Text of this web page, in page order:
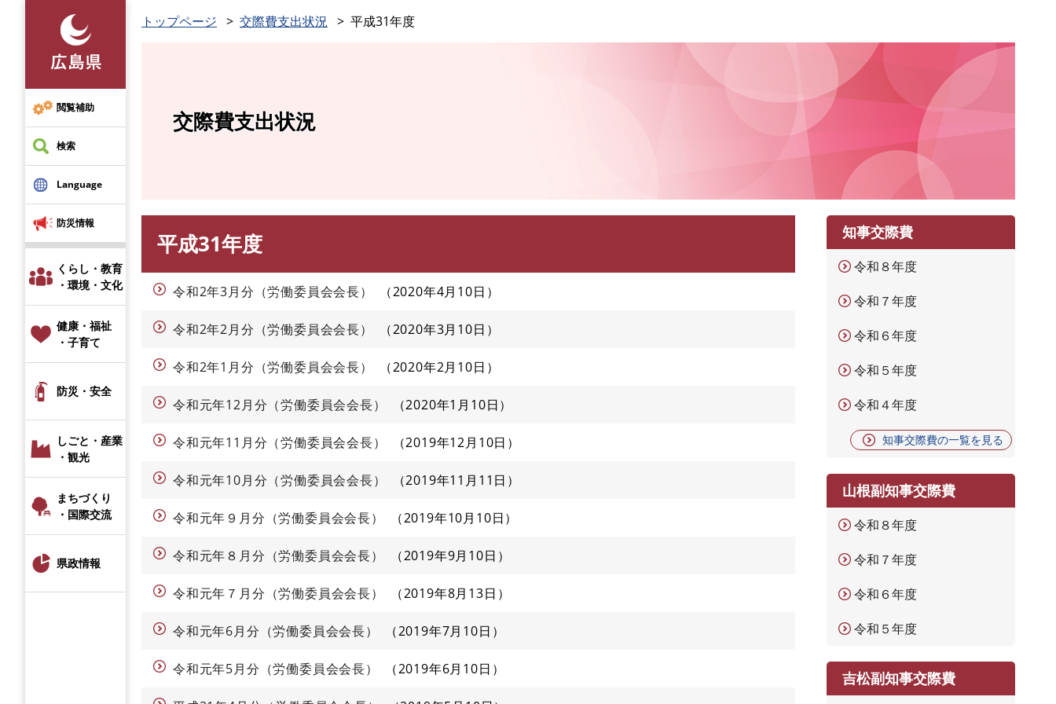
先
頭
で
す
閲覧補助
検索
Language
防災情報
くらし・教育
・環境・文化
健康・福祉
・子育て
防災・安全
しごと・産業
・観光
まちづくり
・国際交流
県政情報
トップページ 交際費支出状況 平成31年度
交際費支出状況
平成31年度
令和2年3月分（労働委員会会長） 2020年4月10日
令和2年2月分（労働委員会会長） 2020年3月10日
令和2年1月分（労働委員会会長） 2020年2月10日
令和元年12月分（労働委員会会長） 2020年1月10日
令和元年11月分（労働委員会会長） 2019年12月10日
令和元年10月分（労働委員会会長） 2019年11月11日
令和元年９月分（労働委員会会長） 2019年10月10日
令和元年８月分（労働委員会会長） 2019年9月10日
令和元年７月分（労働委員会会長） 2019年8月13日
令和元年6月分（労働委員会会長） 2019年7月10日
令和元年5月分（労働委員会会長） 2019年6月10日
知事交際費
令和８年度
令和７年度
令和６年度
令和５年度
令和４年度
知事交際費の一覧を見る
山根副知事交際費
令和８年度
令和７年度
令和６年度
令和５年度
吉松副知事交際費